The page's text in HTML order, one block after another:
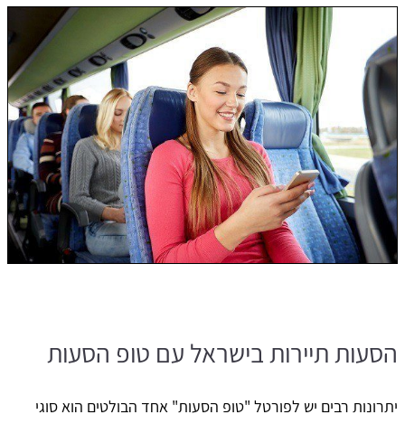
הסעות תיירות בישראל עם טופ הסעות
יתרונות רבים יש לפורטל "טופ הסעות" אחד הבולטים הוא סוגי